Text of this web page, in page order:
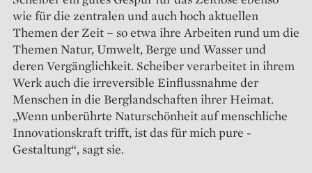
wie für die zentralen und auch hoch aktuellen
Themen der Zeit – so etwa ihre Arbeiten rund um die
Themen Natur, Umwelt, Berge und Wasser und
deren Vergänglichkeit. Scheiber verarbeitet in ihrem
Werk auch die irreversible Einflussnahme der
Menschen in die Berglandschaften ihrer Heimat.
„Wenn unberührte Naturschönheit auf menschliche
Innovationskraft trifft, ist das für mich pure ­
Gestaltung“, sagt sie.